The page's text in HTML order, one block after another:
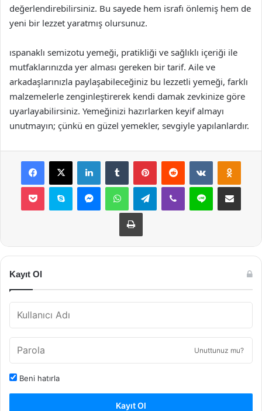
değerlendirebilirsiniz. Bu sayede hem israfı önlemiş hem de
yeni bir lezzet yaratmış olursunuz.
ıspanaklı semizotu yemeği, pratikliği ve sağlıklı içeriği ile
mutfaklarınızda yer alması gereken bir tarif. Aile ve
arkadaşlarınızla paylaşabileceğiniz bu lezzetli yemeği, farklı
malzemelerle zenginleştirerek kendi damak zevkinize göre
uyarlayabilirsiniz. Yemeğinizi hazırlarken keyif almayı
unutmayın; çünkü en güzel yemekler, sevgiyle yapılanlardır.
Facebook
X LinkedInTumblr PinterestReddit VKontakte
Pocket Skype MessengerWhatsAppTelegramViber Line E-Posta ile
Yazdır
Kayıt Ol
Unuttunuz mu?
Beni hatırla
Kayıt Ol